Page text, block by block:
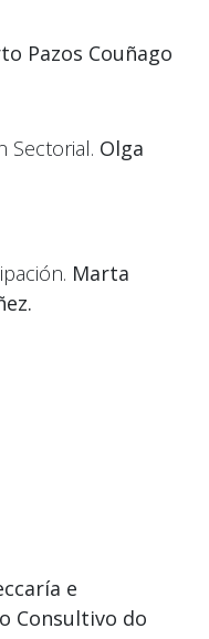
Pazos Couñago
Sectorial. Olga
Marta
e
Consultivo do